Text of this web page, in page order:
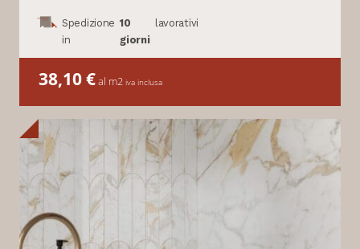
Spedizione
in
10
giorni
lavorativi
38,10€al m2 iva inclusa